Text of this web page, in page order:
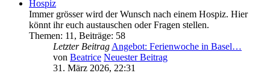
Hospiz
Immer grösser wird der Wunsch nach einem Hospiz. Hier
könnt ihr euch austauschen oder Fragen stellen.
Themen: 11 , Beiträge: 58
Letzter Beitrag Angebot: Ferienwoche in Basel…
von Beatrice Neuester Beitrag
31. März 2026, 22:31